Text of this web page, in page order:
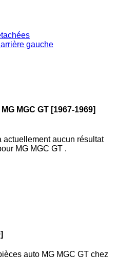
gauche
MGC GT [1967-1969]
actuellement aucun résultat
MG MGC GT .
]
auto MG MGC GT chez